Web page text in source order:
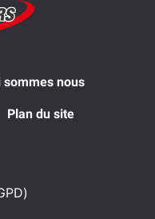
sommes nous
Plan du site